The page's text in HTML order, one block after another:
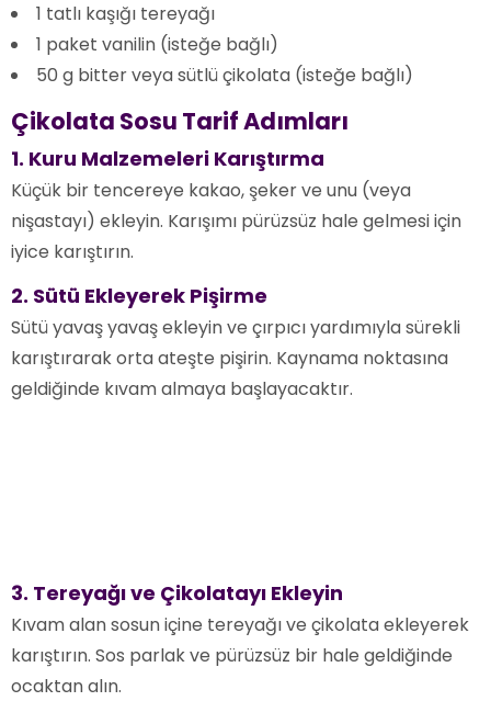
1 tatlı kaşığı tereyağı
1 paket vanilin (isteğe bağlı)
50 g bitter veya sütlü çikolata (isteğe bağlı)
Çikolata Sosu Tarif Adımları
1. Kuru Malzemeleri Karıştırma
Küçük bir tencereye kakao, şeker ve unu (veya
nişastayı) ekleyin. Karışımı pürüzsüz hale gelmesi için
iyice karıştırın.
2. Sütü Ekleyerek Pişirme
Sütü yavaş yavaş ekleyin ve çırpıcı yardımıyla sürekli
karıştırarak orta ateşte pişirin. Kaynama noktasına
geldiğinde kıvam almaya başlayacaktır.
3. Tereyağı ve Çikolatayı Ekleyin
Kıvam alan sosun içine tereyağı ve çikolata ekleyerek
karıştırın. Sos parlak ve pürüzsüz bir hale geldiğinde
ocaktan alın.